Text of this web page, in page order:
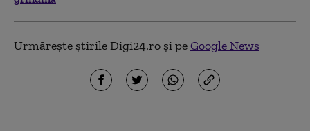
Urmărește știrile Digi24.ro și peGoogle News